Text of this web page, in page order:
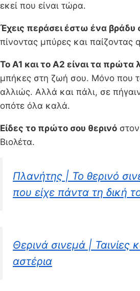
εκεί που είναι τώρα.
Έχεις περάσει έστω ένα βράδυ
πίνοντας μπύρες και παίζοντας
Το Α1 και το Α2 είναι τα πρώτα
μπήκες στη ζωή σου. Μόνο που
αλλιώς. Αλλά και πάλι, σε
οπότε όλα καλά.
Είδες το πρώτο σου θερινό στον
Βιολέτα.
Πλανήτης | To θερινό
που είχε πάντα τη δική
Θερινά σινεμά | Ταινίες
αστέρια